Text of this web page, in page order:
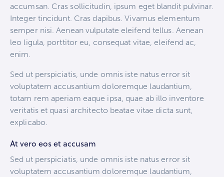
accumsan. Cras sollicitudin, ipsum eget blandit pulvinar.
Integer tincidunt. Cras dapibus. Vivamus elementum
semper nisi. Aenean vulputate eleifend tellus. Aenean
leo ligula, porttitor eu, consequat vitae, eleifend ac,
enim.
Sed ut perspiciatis, unde omnis iste natus error sit
voluptatem accusantium doloremque laudantium,
totam rem aperiam eaque ipsa, quae ab illo inventore
veritatis et quasi architecto beatae vitae dicta sunt,
explicabo.
At vero eos et accusam
Sed ut perspiciatis, unde omnis iste natus error sit
voluptatem accusantium doloremque laudantium,